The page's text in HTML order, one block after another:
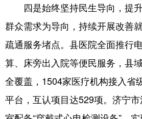
四是始终坚持民生导向，提升
群众需求为导向，持续开展改善
疏通服务堵点。县医院全面推行
算、床旁出入院等便民服务，县
全覆盖，1504家医疗机构接入省
平台，互认项目达529项。济宁